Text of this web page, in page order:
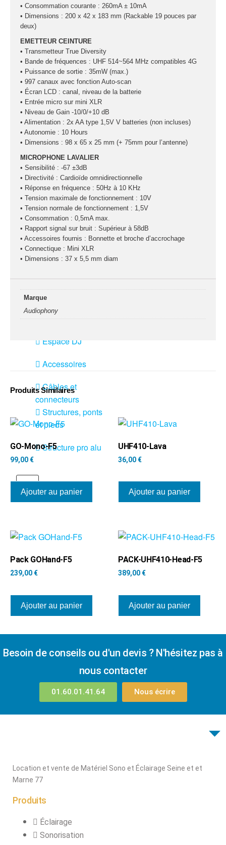
Projecteurs LED
Contrôle DMX
Lyres
Machines à effets
Liquides
Jeux et effets
lumière à led
Laser
Strobes
Sono
Enceintes
Amplificateurs
Console de
mixage
Contrôle DMX
Traitements sons
Public adress /
ligne 100V
Microphone
Sono portable sur
Espace DJ
Accessoires
Câbles et
connecteurs
Structures, ponts
et pieds
Structure pro alu
X
• Consommation courante : 260mA ± 10mA
• Dimensions : 200 x 42 x 183 mm (Rackable 19 pouces par
deux)
EMETTEUR CEINTURE
• Transmetteur True Diversity
• Bande de fréquences : UHF 514~564 MHz compatibles 4G
• Puissance de sortie : 35mW (max.)
• 997 canaux avec fonction Auto-scan
• Écran LCD : canal, niveau de la batterie
• Entrée micro sur mini XLR
• Niveau de Gain -10/0/+10 dB
• Alimentation : 2x AA type 1,5V V batteries (non incluses)
• Autonomie : 10 Hours
• Dimensions : 98 x 65 x 25 mm (+ 75mm pour l’antenne)
MICROPHONE LAVALIER
• Sensibilité : -67 ±3dB
• Directivité : Cardioïde omnidirectionnelle
• Réponse en fréquence : 50Hz à 10 KHz
• Tension maximale de fonctionnement : 10V
• Tension normale de fonctionnement : 1,5V
• Consommation : 0,5mA max.
• Rapport signal sur bruit : Supérieur à 58dB
• Accessoires fournis : Bonnette et broche d’accrochage
• Connectique : Mini XLR
• Dimensions : 37 x 5,5 mm diam
Marque
Audiophony
Produits Similaires
GO-Mono-F5
99,00 €
Ajouter au panier
UHF410-Lava
36,00 €
Ajouter au panier
Pack GOHand-F5
239,00 €
Ajouter au panier
PACK-UHF410-Head-F5
389,00 €
Ajouter au panier
Besoin de conseils ou d'un devis ? N'hésitez pas à
nous contacter
01.60.01.41.64 Nous écrire
Location et vente de Matériel Sono et Éclairage Seine et et
Marne 77
Produits
Éclairage
Sonorisation